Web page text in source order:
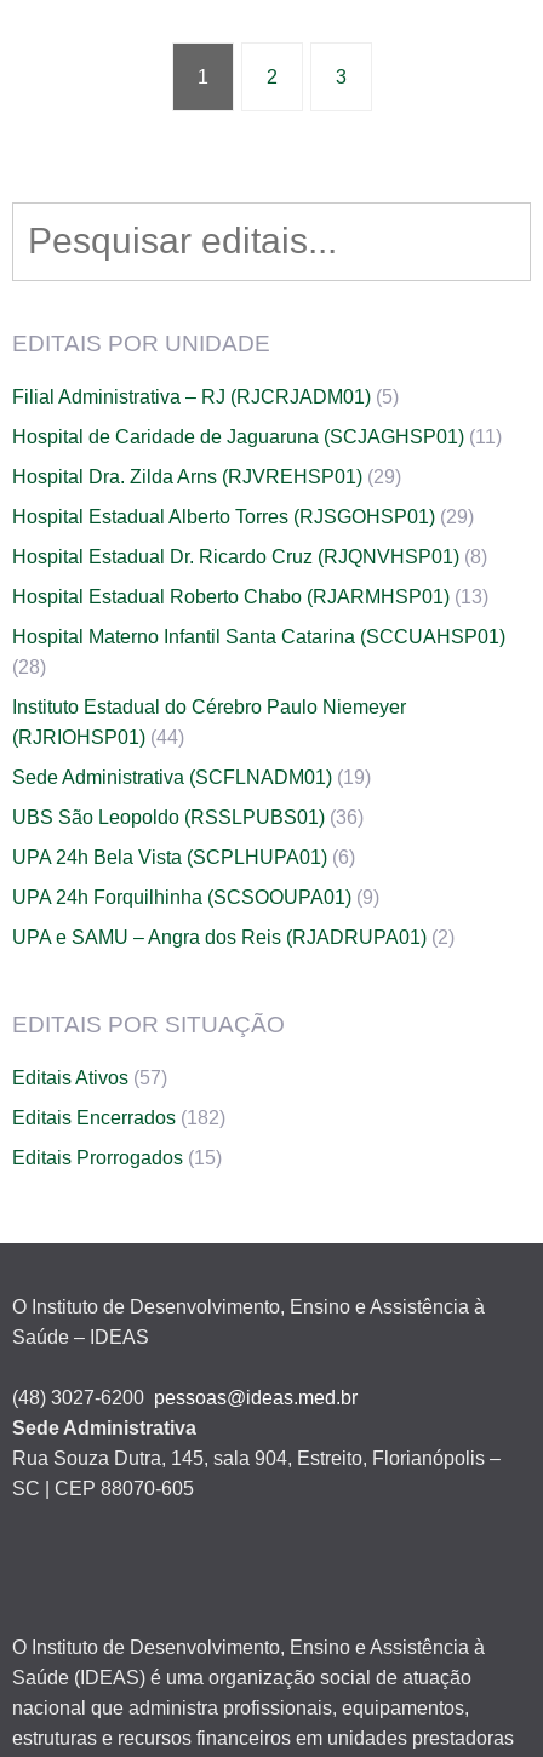
1 2 3
Search
for:
EDITAIS POR UNIDADE
Filial Administrativa – RJ (RJCRJADM01) (5)
Hospital de Caridade de Jaguaruna (SCJAGHSP01) (11)
Hospital Dra. Zilda Arns (RJVREHSP01) (29)
Hospital Estadual Alberto Torres (RJSGOHSP01) (29)
Hospital Estadual Dr. Ricardo Cruz (RJQNVHSP01) (8)
Hospital Estadual Roberto Chabo (RJARMHSP01) (13)
Hospital Materno Infantil Santa Catarina (SCCUAHSP01)
(28)
Instituto Estadual do Cérebro Paulo Niemeyer
(RJRIOHSP01) (44)
Sede Administrativa (SCFLNADM01) (19)
UBS São Leopoldo (RSSLPUBS01) (36)
UPA 24h Bela Vista (SCPLHUPA01) (6)
UPA 24h Forquilhinha (SCSOOUPA01) (9)
UPA e SAMU – Angra dos Reis (RJADRUPA01) (2)
EDITAIS POR SITUAÇÃO
Editais Ativos (57)
Editais Encerrados (182)
Editais Prorrogados (15)
O Instituto de Desenvolvimento, Ensino e Assistência à
Saúde – IDEAS
(48) 3027-6200 pessoas@ideas.med.br
Sede Administrativa
Rua Souza Dutra, 145, sala 904, Estreito, Florianópolis –
SC | CEP 88070-605
O Instituto de Desenvolvimento, Ensino e Assistência à
Saúde (IDEAS) é uma organização social de atuação
nacional que administra profissionais, equipamentos,
estruturas e recursos financeiros em unidades prestadoras